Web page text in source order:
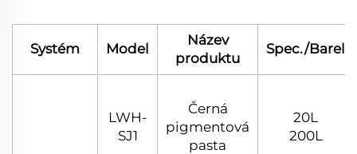
Systém Model
Název
produktu
Spec./Barel
LWH-
SJ1
Černá
pigmentová
pasta
20L
200L